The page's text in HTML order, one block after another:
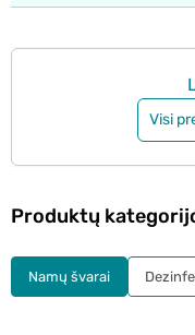
Visi
Produktų
Namų švarai